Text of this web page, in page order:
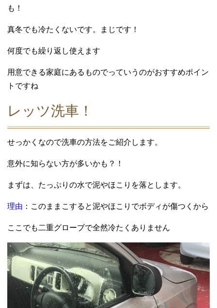
も！
真冬でも冷たくないです。まじです！
何度でも繰り返し使えます
用意できる家庭にあるものでっていうのがおすすめポイン
トですね
レッツ洗車！
せっかくなので洗車の方法をご紹介します。
意外に知らない方が多いかも？！
まずは、たっぷりの水で泥やほこりを落とします。
理由 ：このままこすると泥やほこりでボディが傷つくから
ここでも二重グローブで全然冷たくありません